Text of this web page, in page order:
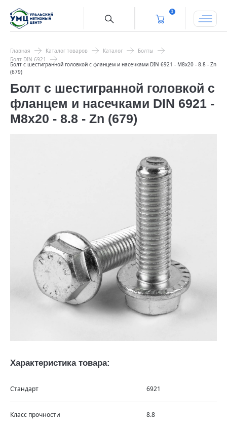
0
Главная Каталог товаров Каталог
Болты
Болт DIN 6921
Болт с шестигранной головкой с фланцем и насечками DIN 6921 - М8х20 - 8.8 - Zn
(679)
Болт с шестигранной головкой с
фланцем и насечками DIN 6921 -
М8х20 - 8.8 - Zn (679)
Характеристика товара:
Стандарт 6921
Класс прочности 8.8